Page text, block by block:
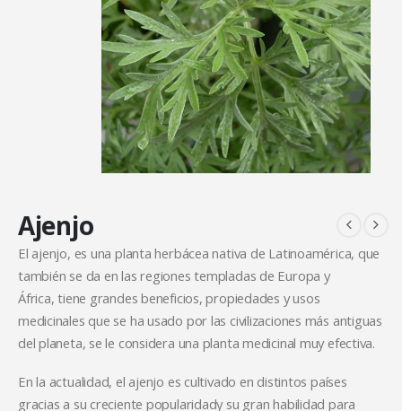
Ajenjo
El ajenjo, es una planta herbácea nativa de Latinoamérica, que
también se da en las regiones templadas de Europa y
África, tiene grandes beneficios, propiedades y usos
medicinales que se ha usado por las civilizaciones más antiguas
del planeta, se le considera una planta medicinal muy efectiva.
En la actualidad, el ajenjo es cultivado en distintos países
gracias a su creciente popularidady su gran habilidad para